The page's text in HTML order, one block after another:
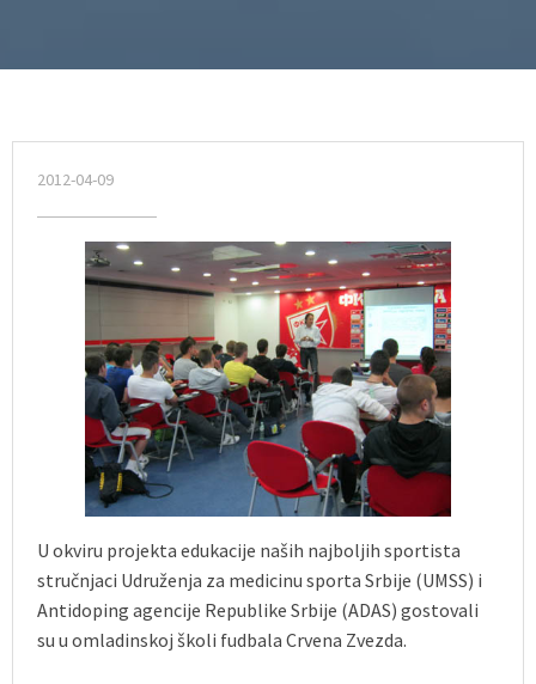
2012-04-09
U okviru projekta edukacije naših najboljih sportista
stručnjaci Udruženja za medicinu sporta Srbije (UMSS) i
Antidoping agencije Republike Srbije (ADAS) gostovali
su u omladinskoj školi fudbala Crvena Zvezda.